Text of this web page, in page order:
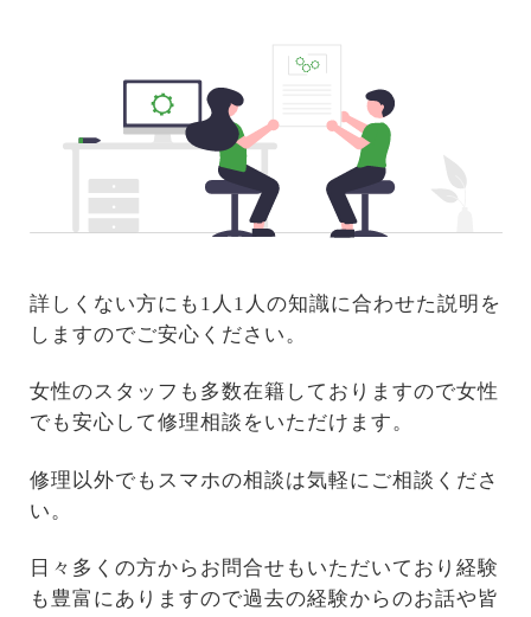
詳しくない方にも1人1人の知識に合わせた説明を
しますのでご安心ください。
女性のスタッフも多数在籍しておりますので女性
でも安心して修理相談をいただけます。
修理以外でもスマホの相談は気軽にご相談くださ
い。
日々多くの方からお問合せもいただいており経験
も豊富にありますので過去の経験からのお話や皆